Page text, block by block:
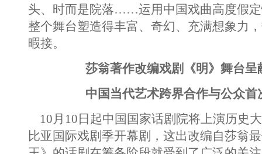
头、时而是院落……运用中国戏曲高度假
整个舞台塑造得丰富、奇幻、充满想象力
暇接。
莎翁著作改编戏剧《明》舞台
中国当代艺术跨界合作与公众
10月10日起中国国家话剧院将上演历史
比亚国际戏剧季开幕剧，这出改编自莎翁